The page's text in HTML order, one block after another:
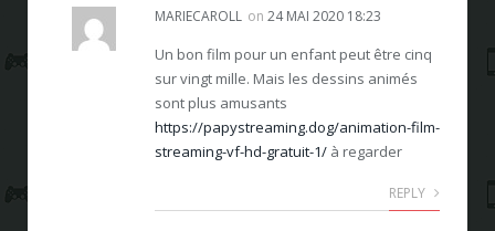
MARIECAROLL on 24 MAI 2020 18:23
Un bon film pour un enfant peut être cinq
sur vingt mille. Mais les dessins animés
sont plus amusants
https://papystreaming.dog/animation-film-
streaming-vf-hd-gratuit-1/ à regarder
REPLY